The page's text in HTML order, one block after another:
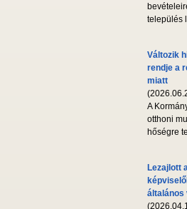
település
Változik
rendje a
miatt
A
otthoni
hőségre
Lezajlott
általános